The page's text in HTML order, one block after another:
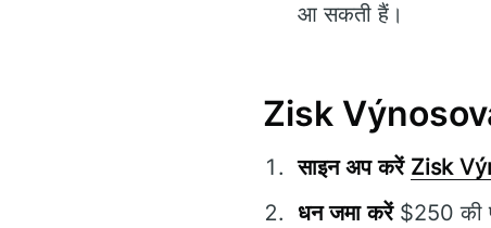
आ सकती हैं।
Zisk
साइन अप करें Zisk
धन जमा करें$250 की